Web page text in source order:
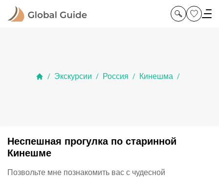
/ Экскурсии / Россия / Кинешма /
Неспешная прогулка по старинной
Кинешме
Позвольте мне познакомить вас с чудесной